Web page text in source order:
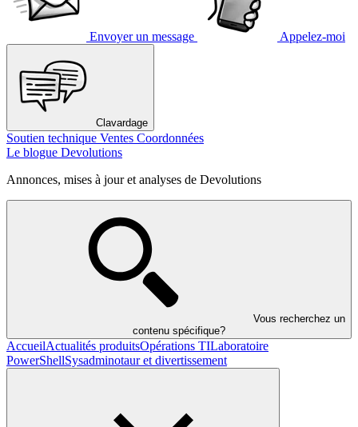
Envoyer un message Appelez-moi
Clavardage
Soutien technique Ventes Coordonnées
Le blogue Devolutions
Annonces, mises à jour et analyses de Devolutions
Vous recherchez un
contenu spécifique?
AccueilActualités produitsOpérations TILaboratoire
PowerShellSysadminotaur et divertissement